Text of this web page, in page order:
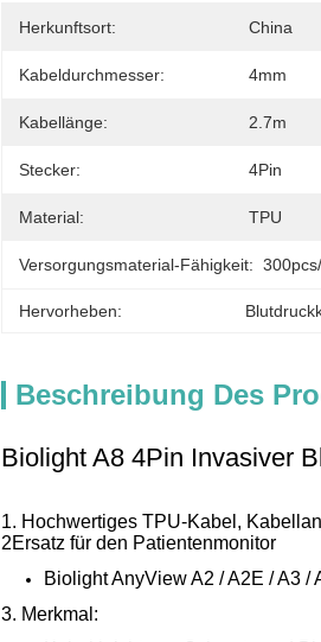
Herkunftsort: China
Kabeldurchmesser: 4mm
Kabellänge: 2.7m
Stecker: 4Pin
Material: TPU
Versorgungsmaterial-Fähigkeit:
Hervorheben:
Beschreibung Des
Biolight A8 4Pin Invasiver
1. Hochwertiges TPU-Kabel,
2Ersatz für den Patientenmonitor
Biolight AnyView A2 / A2E / A3 /
3. Merkmal: